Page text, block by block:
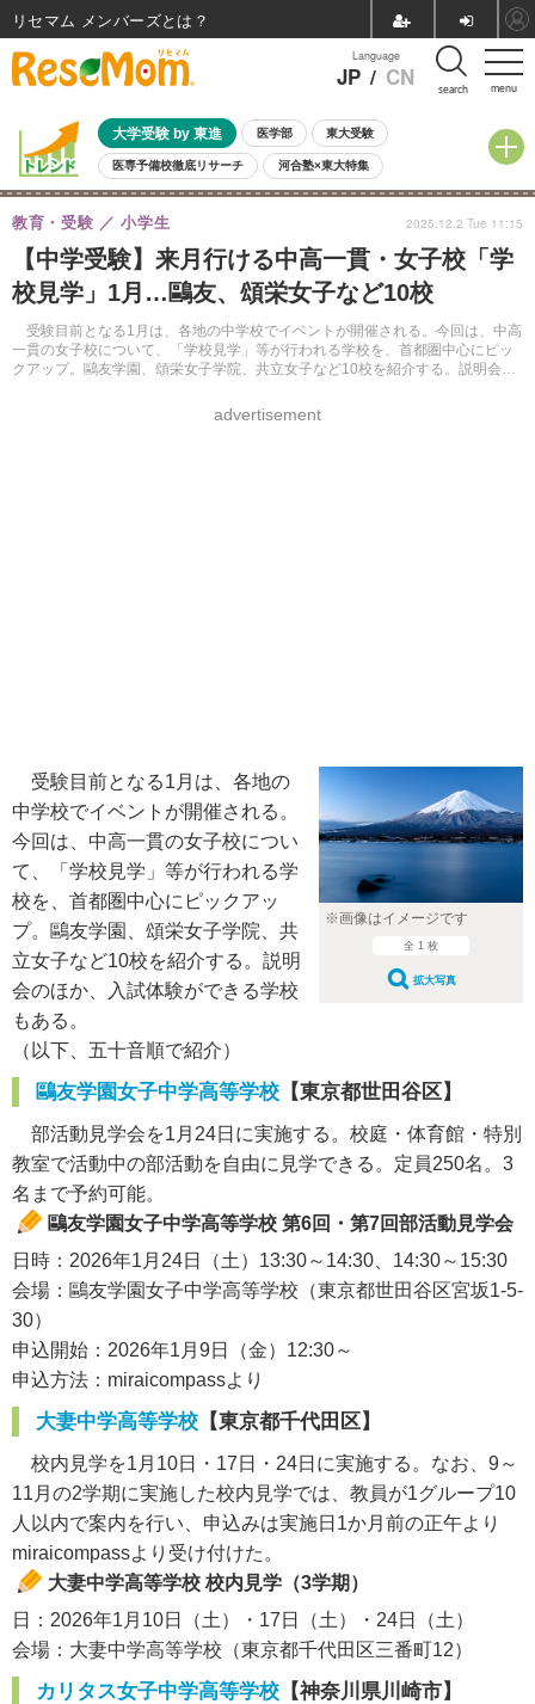
menu
Language
JP / CN search
大学受験 by 東進 医学部 東大受験
医専予備校徹底リサーチ 河合塾×東大特集
親子で考える大学選び 高校受験 中学受験 小学校受験
共通テスト 夏休み
8月開催イベント・WS 全国公立高校 過去問 人気記事
自由研究教材（小学生向け） 自由研究教材（中学生向け） ランキング
【中学受験】来月行ける中高一貫・女子校「学
校見学」1月…鷗友、頌栄女子など10校
受験目前となる1月は、各地の中学校でイベントが開催される。今回は、中高
一貫の女子校について、「学校見学」等が行われる学校を、首都圏中心にピッ
クアップ。鷗友学園、頌栄女子学院、共立女子など10校を紹介する。説明会の
教育・受験 小学生
advertisement
2025.12.2 Tue 11:15
※画像はイメージです
全 1 枚
拡大写真
受験目前となる1月は、各地の
中学校でイベントが開催される。
今回は、中高一貫の女子校につい
て、「学校見学」等が行われる学
校を、首都圏中心にピックアッ
プ。鷗友学園、頌栄女子学院、共
立女子など10校を紹介する。説明
会のほか、入試体験ができる学校
もある。
（以下、五十音順で紹介）
鷗友学園女子中学高等学校 【東京都世田谷区】
部活動見学会を1月24日に実施する。校庭・体育館・特別
教室で活動中の部活動を自由に見学できる。定員250名。3
名まで予約可能。
鷗友学園女子中学高等学校 第6回・第7回部活動見学会
日時：2026年1月24日（土）13:30～14:30、14:30～15:30
会場：鷗友学園女子中学高等学校（東京都世田谷区宮坂1-5-
30）
申込開始：2026年1月9日（金）12:30～
申込方法：miraicompassより
大妻中学高等学校 【東京都千代田区】
校内見学を1月10日・17日・24日に実施する。なお、9～
11月の2学期に実施した校内見学では、教員が1グループ10
人以内で案内を行い、申込みは実施日1か月前の正午より
miraicompassより受け付けた。
大妻中学高等学校 校内見学（3学期）
日：2026年1月10日（土）・17日（土）・24日（土）
会場：大妻中学高等学校（東京都千代田区三番町12）
カリタス女子中学高等学校 【神奈川県川崎市】
リセマム メンバーズ